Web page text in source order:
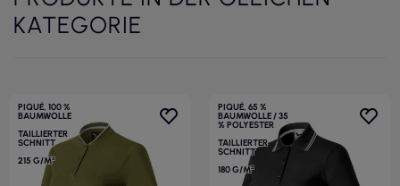
KATEGORIE
PIQUÉ, 100 %
BAUMWOLLE
TAILLIERTER
SCHNITT
215 G/M²
PIQUÉ, 65 %
BAUMWOLLE / 35
% POLYESTER
TAILLIERTER
SCHNITT
180 G/M²